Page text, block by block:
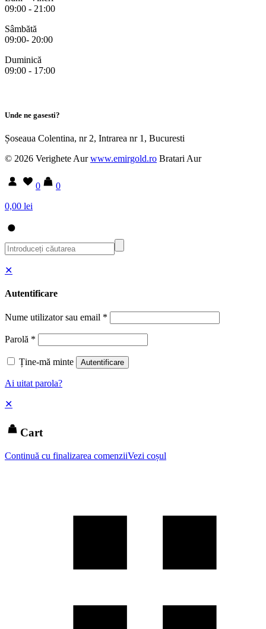
09:00 - 21:00
Sâmbătă
09:00- 20:00
Duminică
09:00 - 17:00
Unde ne gasesti?
Șoseaua Colentina, nr 2, Intrarea nr 1, Bucuresti
© 2026 Verighete Aurwww.emirgold.ro Bratari Aur
0
0
0,00 lei
✕
Autentificare
Nume utilizator sau email *
Parolă *
Ține-mă minte Autentificare
Ai uitat parola?
✕
Cart
Continuă cu finalizarea comenziiVezi coșul